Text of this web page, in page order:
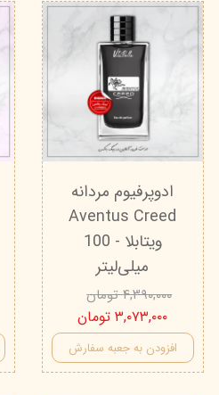
ادوپرفیوم مردانه
Aventus Creed
ویتابلا - 100
میلی‌لیتر
۴,۳۹۰,۰۰۰ تومان
۳,۰۷۳,۰۰۰ تومان
افزودن به جعبه سفارش